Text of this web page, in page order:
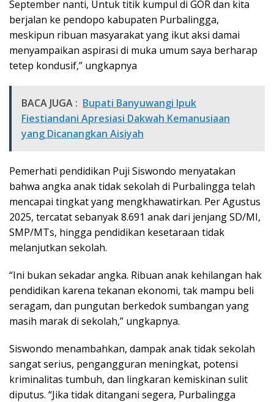
September nanti, Untuk titik kumpul di GOR dan kita
berjalan ke pendopo kabupaten Purbalingga,
meskipun ribuan masyarakat yang ikut aksi damai
menyampaikan aspirasi di muka umum saya berharap
tetep kondusif,” ungkapnya
BACA JUGA : Bupati Banyuwangi Ipuk
Fiestiandani Apresiasi Dakwah Kemanusiaan
yang Dicanangkan Aisiyah
Pemerhati pendidikan Puji Siswondo menyatakan
bahwa angka anak tidak sekolah di Purbalingga telah
mencapai tingkat yang mengkhawatirkan. Per Agustus
2025, tercatat sebanyak 8.691 anak dari jenjang SD/MI,
SMP/MTs, hingga pendidikan kesetaraan tidak
melanjutkan sekolah.
“Ini bukan sekadar angka. Ribuan anak kehilangan hak
pendidikan karena tekanan ekonomi, tak mampu beli
seragam, dan pungutan berkedok sumbangan yang
masih marak di sekolah,” ungkapnya.
Siswondo menambahkan, dampak anak tidak sekolah
sangat serius, pengangguran meningkat, potensi
kriminalitas tumbuh, dan lingkaran kemiskinan sulit
diputus. “Jika tidak ditangani segera, Purbalingga